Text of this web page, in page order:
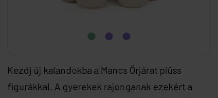
Kezdj új kalandokba a Mancs Őrjárat plüss
figurákkal. A gyerekek rajonganak ezekért a